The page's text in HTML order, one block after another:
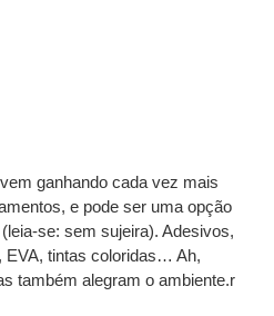
ganhando cada vez mais
e pode ser uma opção
se: sem sujeira). Adesivos,
EVA, tintas coloridas… Ah,
também alegram o ambiente.r